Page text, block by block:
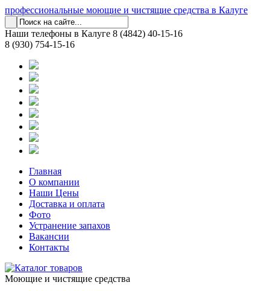
профессиональные моющие и чистящие средства в Калуге
Наши телефоны в Калуге 8 (4842) 40-15-16
8 (930) 754-15-16
Главная
О компании
Наши Цены
Доставка и оплата
Фото
Устранение запахов
Вакансии
Контакты
Моющие и чистящие средства